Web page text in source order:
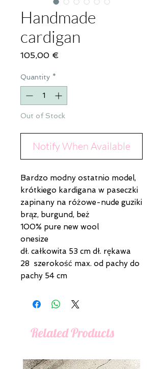
Handmade
cardigan
105,00 €
Quantity *
Out of Stock
Notify When Available
Bardzo modny ostatnio model,
krótkiego kardigana w paseczki
zapinany na różowe-nude guziki
brąz, burgund, beż
100% pure new wool
onesize
dł. całkowita 53 cm dł. rękawa
28 szerokość max. od pachy do
pachy 54 cm
Related Products